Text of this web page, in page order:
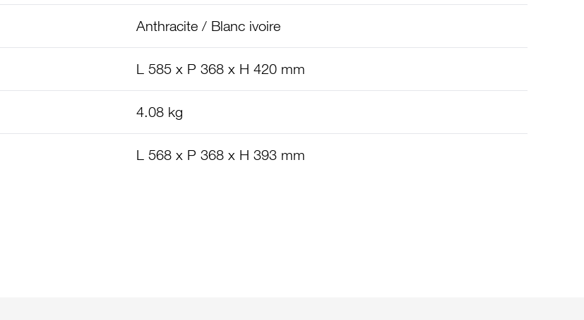
Anthracite / Blanc ivoire
L 585 x P 368 x H 420 mm
4.08 kg
L 568 x P 368 x H 393 mm